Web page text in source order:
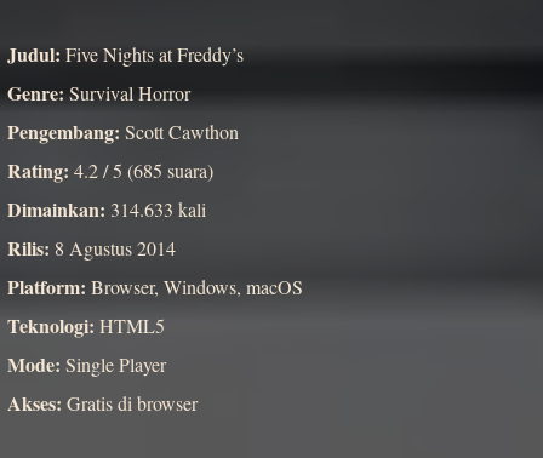
Judul: Five Nights at Freddy’s
Genre: Survival Horror
Pengembang: Scott Cawthon
Rating: 4.2 / 5 (685 suara)
Dimainkan: 314.633 kali
Rilis: 8 Agustus 2014
Platform: Browser, Windows, macOS
Teknologi: HTML5
Mode: Single Player
Akses: Gratis di browser